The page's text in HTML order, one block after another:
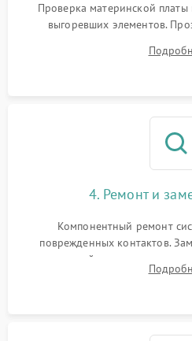
Проверка материнской
выгоревших элементов.
тестирование приводных
всасывания. Оценка состояния
4. Ремонт и
Компонентный ремонт
поврежденных контактов.
двигателей, изношенного
лидара или помпы подачи воды.